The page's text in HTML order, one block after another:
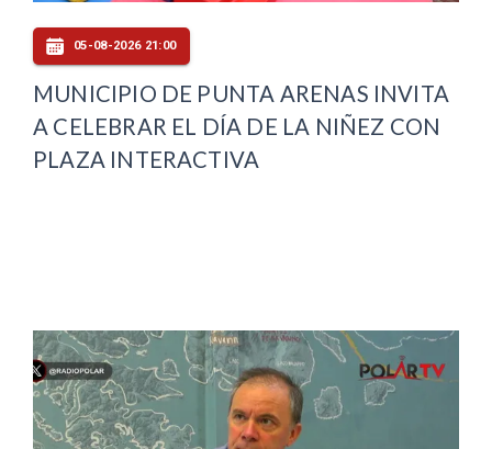
05-08-2026 21:00
MUNICIPIO DE PUNTA ARENAS INVITA
A CELEBRAR EL DÍA DE LA NIÑEZ CON
PLAZA INTERACTIVA